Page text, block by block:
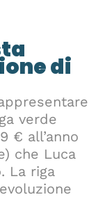
di
verde
€ all’anno
che Luca
La riga